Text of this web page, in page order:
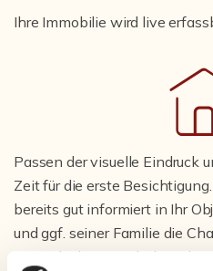
Ihre Immobilie wird live
Passen der visuelle Eindruck
Zeit für die erste
bereits gut informiert in Ihr
und ggf. seiner Familie die
zu entdecken. Wir haben die